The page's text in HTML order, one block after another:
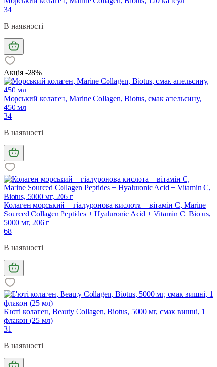
34
В наявності
Акція -28%
Морський колаген, Marine Collagen, Biotus, смак апельсину,
450 мл
34
В наявності
Колаген морський + гіалуронова кислота + вітамін С, Marine
Sourced Collagen Peptides + Hyaluronic Acid + Vitamin C, Biotus,
5000 мг, 206 г
68
В наявності
Б'юті колаген, Beauty Collagen, Biotus, 5000 мг, смак вишні, 1
флакон (25 мл)
31
В наявності